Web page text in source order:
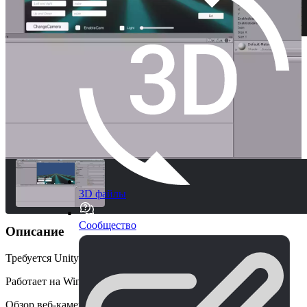
3D файлы
Сообщество
Описание
Требуется Unity 5.4.2p4 или выше.
Работает на Windows, Linux и Android.
Обзор веб-камеры - это инструмент, который служит